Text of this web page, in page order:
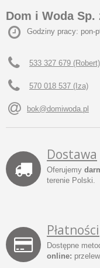
Dom i Woda Sp.
Godziny pracy: pon-
533 327 679 (Robert)
570 018 537 (Iza)
bok@domiwoda.pl
Dostawa
Oferujemy
terenie Polski.
Płatności
Dostępne
online: